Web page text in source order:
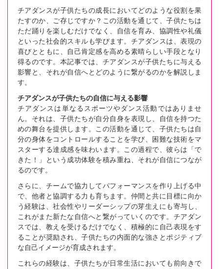
チアダンスが子供たちの成長においてどのような役割を果
たすのか、ご存じですか？この活動を通じて、子供たちは
ただ踊りを楽しむだけでなく、自信を育み、協調性や礼儀
といった社会的スキルも学びます。チアダンスは、表現の
喜びとともに、自己肯定感を高める素晴らしい手段となり
得るのです。本記事では、チアダンスが子供たちに与える
影響と、それが自信へとどのように繋がるのかを解説しま
す。
チアダンスが子供たちの自信に与える影響
チアダンスは単なるスポーツやダンス活動ではありませ
ん。それは、子供たちが自分自身を表現し、自信を持つた
めの舞台を提供します。この活動を通じて、子供たちは自
分の身体をコントロールすることを学び、困難な技術をマ
スターする達成感を味わいます。この過程で、彼らは「で
きた！」という成功体験を積み重ね、それが自信につなが
るのです。
さらに、チームで協力してパフォーマンスを作り上げる中
で、他者と協調する力も育ちます。仲間と共に目標に向か
う経験は、社会性やリーダーシップの芽生えにも寄与し、
これがまた新たな自信へと繋がっていくのです。チアダン
スでは、教えを受けるだけでなく、積極的に自己表現をす
ることが奨励され、子供たちの内面的な強さとポジティブ
な自己イメージが育成されます。
これらの経験は、子供たちが日常生活においても前向きで